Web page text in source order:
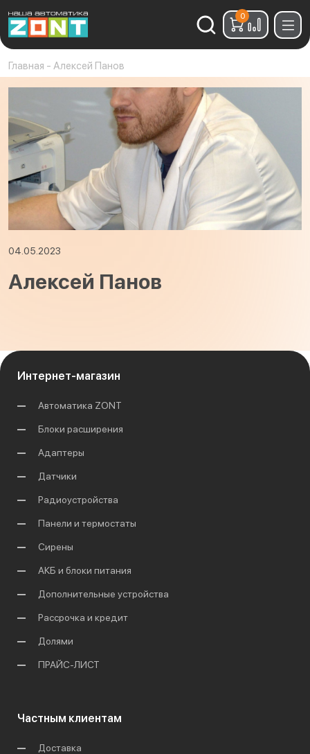
Найти:
0
Главная - Алексей Панов
04.05.2023
Алексей Панов
Интернет-магазин
Автоматика ZONT
Блоки расширения
Адаптеры
Датчики
Радиоустройства
Панели и термостаты
Сирены
АКБ и блоки питания
Дополнительные устройства
Рассрочка и кредит
Долями
ПРАЙС-ЛИСТ
Частным клиентам
Доставка